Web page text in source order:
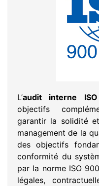
L’audit interne
objectifs
garantir la solidité
management de la
des objectifs
conformité du
par la norme ISO
légales,